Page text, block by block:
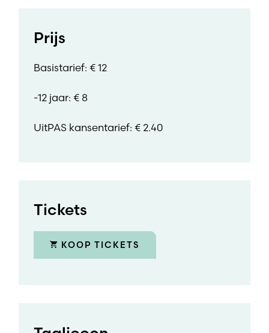
Prijs
Basistarief: € 12
-12 jaar: € 8
UitPAS kansentarief: € 2.40
Tickets
KOOP TICKETS